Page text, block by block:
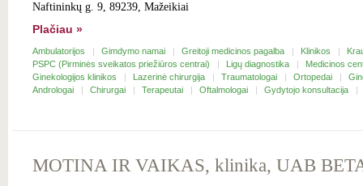
Naftininkų g. 9, 89239, Mažeikiai
Plačiau »
Ambulatorijos Gimdymo namai Greitoji medicinos pagalba Klinikos
PSPC (Pirminės sveikatos priežiūros centrai)
Ligų diagnostika
Medicinos
Ginekologijos klinikos
Lazerinė chirurgija Traumatologai Ortopedai
Andrologai
Chirurgai Terapeutai Oftalmologai Gydytojo konsultacija
MOTINA IR VAIKAS, klinika, UAB